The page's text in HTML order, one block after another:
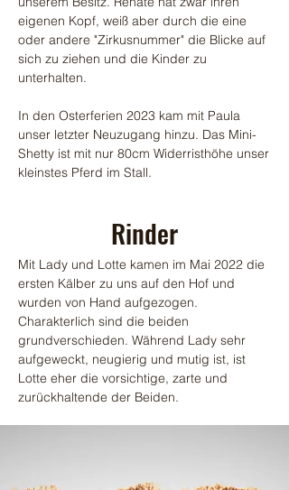
eigenen Kopf, weiß aber durch die eine
oder andere "Zirkusnummer" die Blicke auf
sich zu ziehen und die Kinder zu
unterhalten.
In den Osterferien 2023 kam mit Paula
unser letzter Neuzugang hinzu. Das Mini-
Shetty ist mit nur 80cm Widerristhöhe unser
kleinstes Pferd im Stall.
Rinder
Mit Lady und Lotte kamen im Mai 2022 die
ersten Kälber zu uns auf den Hof und
wurden von Hand aufgezogen.
Charakterlich sind die beiden
grundverschieden. Während Lady sehr
aufgeweckt, neugierig und mutig ist, ist
Lotte eher die vorsichtige, zarte und
zurückhaltende der Beiden.